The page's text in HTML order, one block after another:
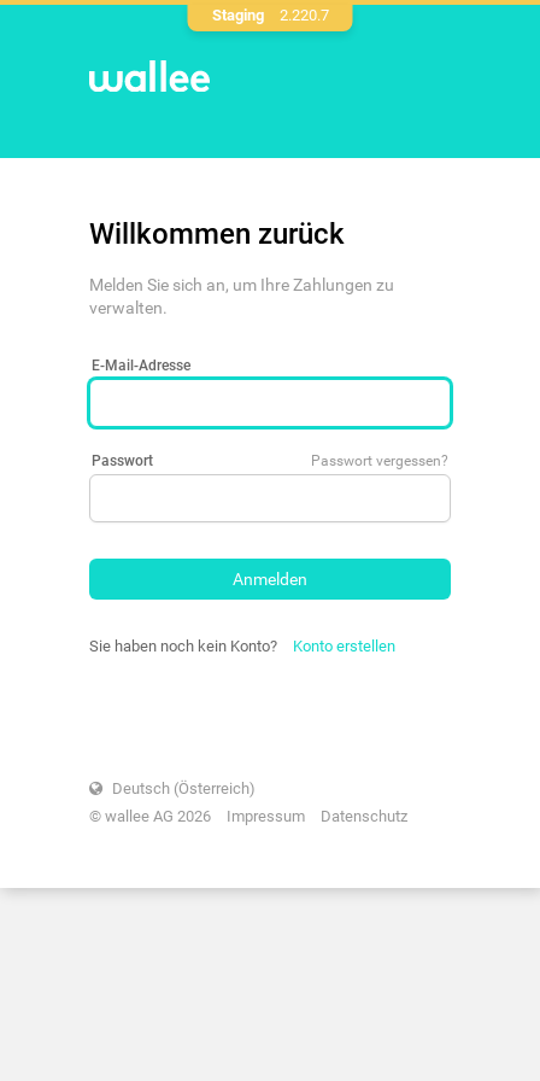
Willkommen zurück
Melden Sie sich an, um Ihre Zahlungen zu
verwalten.
E-Mail-Adresse
Passwort Passwort vergessen?
Anmelden
Sie haben noch kein Konto? Konto erstellen
Deutsch (Österreich)
© wallee AG 2026
Impressum Datenschutz
Staging 2.220.7